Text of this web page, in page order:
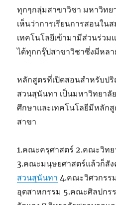
ทุกๆกลุ่มสาขาวิชา มหาวิทย
เห็นว่าการเรียนการสอนใน
เทคโนโลยีเข้ามามีส่วนร่ว
ได้ทุกกรุ๊ปสาขาวิชาซึ่งมีหลา
หลักสูตรที่เปิดสอนสำหรับป
สวนสุนันทา เป็นมหาวิทยาลั
ศึกษาและเทคโนโลยีมีหลัก
สาขา
1.คณะครุศาสตร์ 2.คณะวิทย
3.คณะมนุษยศาสตร์แล้วก็สั
สวนสุนันทา 4.คณะวิศวกรร
อุตสาหกรรม 5.คณะศิลปกร